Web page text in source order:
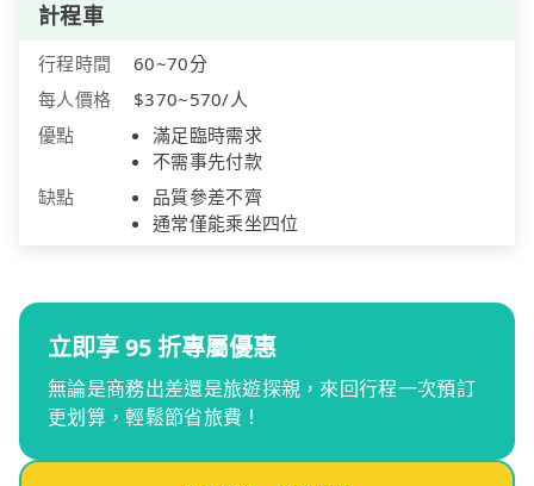
計程車
行程時間
60~70分
每人價格
$370~570/人
優點
滿足臨時需求
不需事先付款
缺點
品質參差不齊
通常僅能乘坐四位
立即享 95 折專屬優惠
無論是商務出差還是旅遊探親，來回行程一次預訂
更划算，輕鬆節省旅費！